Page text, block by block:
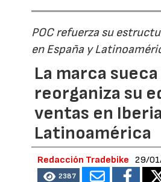
POC refuerza su
en España y
La marca sueca
reorganiza su
ventas en
Latinoamérica
Redacción Tradebike 29/
2387